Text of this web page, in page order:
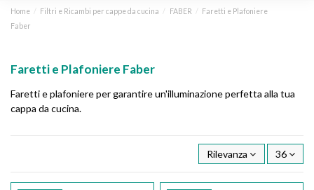
Home Filtri e Ricambi per cappe da cucina FABER
Faretti e Plafoniere
Faber
Faretti e Plafoniere Faber
Faretti e plafoniere per garantire un'illuminazione perfetta alla tua
cappa da cucina.
Rilevanza 36